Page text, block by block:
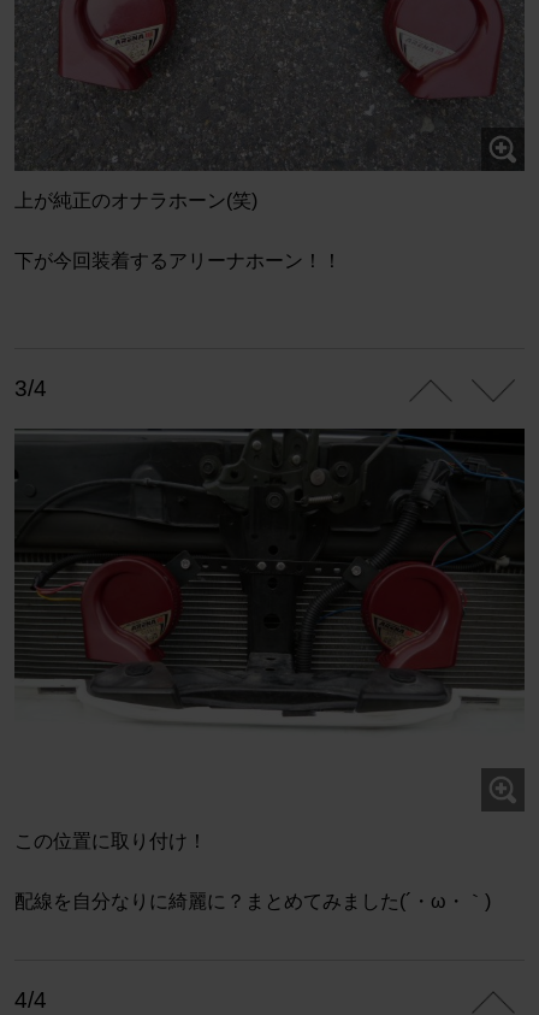
上が純正のオナラホーン(笑)
下が今回装着するアリーナホーン！！
3/4
この位置に取り付け！
配線を自分なりに綺麗に？まとめてみました(´・ω・｀)
4/4